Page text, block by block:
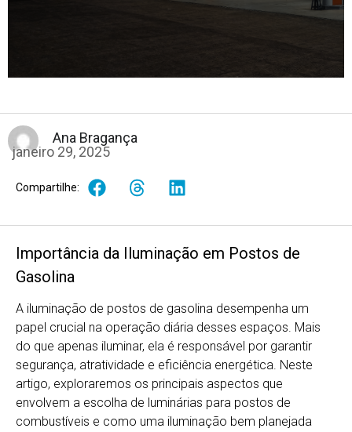
Ana Bragança
janeiro 29, 2025
Compartilhe:
Importância da Iluminação em Postos de
Gasolina
A iluminação de postos de gasolina desempenha um
papel crucial na operação diária desses espaços. Mais
do que apenas iluminar, ela é responsável por garantir
segurança, atratividade e eficiência energética. Neste
artigo, exploraremos os principais aspectos que
envolvem a escolha de luminárias para postos de
combustíveis e como uma iluminação bem planejada